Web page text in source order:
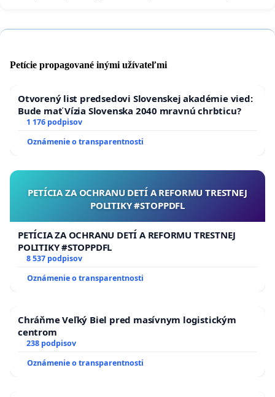
Petície propagované inými užívateľmi
Otvorený list predsedovi Slovenskej akadémie vied:
Bude mať Vízia Slovenska 2040 mravnú chrbticu?
1 176 podpisov
Oznámenie o transparentnosti
PETÍCIA ZA OCHRANU DETÍ A REFORMU TRESTNEJ
POLITIKY #STOPPDFL
PETÍCIA ZA OCHRANU DETÍ A REFORMU TRESTNEJ
POLITIKY #STOPPDFL
8 537 podpisov
Oznámenie o transparentnosti
Chráňme Veľký Biel pred masívnym logistickým
centrom
238 podpisov
Oznámenie o transparentnosti